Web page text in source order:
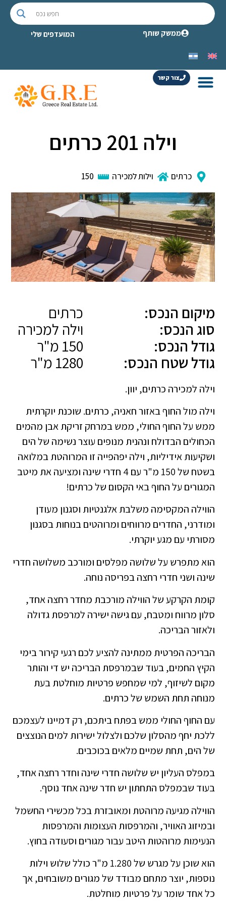
ממשק שותף המועדפים שלי
צור קשר
וילה 201 כרתים
כרתים וילות למכירה 150
מיקום הנכס:
כרתים
סוג הנכס:
וילה למכירה
גודל הנכס:
גודל שטח הנכס:
וילה למכירה כרתים, יוון.
וילה מול החוף באזור חאניה, כרתים. שוכנת יוקרתית
ממש על החוף החולי, ממש במרחק זריקת אבן מהמים
הכחולים הבדולח ונהנית מנופים עוצר נשימה של הים
ושקיעות אידיליות, וילה יפהפייה זו המרוהטת במלואה
בשטח של 150 מ"ר עם 4 חדרי שינה ומציעה את מיטב
המגורים על החוף באי הקסום של כרתים!
הווילה המקסימה משלבת אלגנטיות וסגנון מעודן
ומודרני, החדרים מרווחים ומרוהטים בנוחות בסגנון
מסורתי עם מגע יוקרתי.
הוא מתפרש על שלושה מפלסים ומורכב משלושה חדרי
שינה ושני חדרי רחצה בפריסה נוחה.
קומת הקרקע של הווילה מורכבת מחדר רחצה אחד,
סלון מרווח ומטבח, עם גישה ישירה למרפסת גדולה
ולאזור הבריכה.
הבריכה הפרטית ממתינה להציע לכם רגעי קירור בימי
הקיץ החמים, בעוד שבמרפסת הבריכה יש די והותר
מקום לשיזוף, למי שמחפש פרטיות מוחלטת בעת
מנוחה תחת השמש של כרתים.
עם החוף החולי ממש בפתח ביתכם, רק דמיינו לעצמכם
ללכת יחף מהסלון שלכם ולצלול ישירות למים הנוצצים
של הים, תחת שמיים מלאים בכוכבים.
במפלס העליון יש שלושה חדרי שינה וחדר רחצה אחד,
בעוד שבמפלס התחתון יש חדר שינה אחד נוסף.
הווילה מגיעה מרוהטת ומאובזרת בכל מכשירי החשמל
ובמיזוג האוויר, והמרפסות העצומות והמרפסות
הנעימות מרוהטות היטב עבור מגורים וסעודה בחוץ.
הוא שוכן על מגרש של 1.280 מ"ר כולל שלוש וילות
נוספות, יוצר מתחם מבודד של מגורים משובחים, אך
כל אחד שומר על פרטיות מוחלטת.